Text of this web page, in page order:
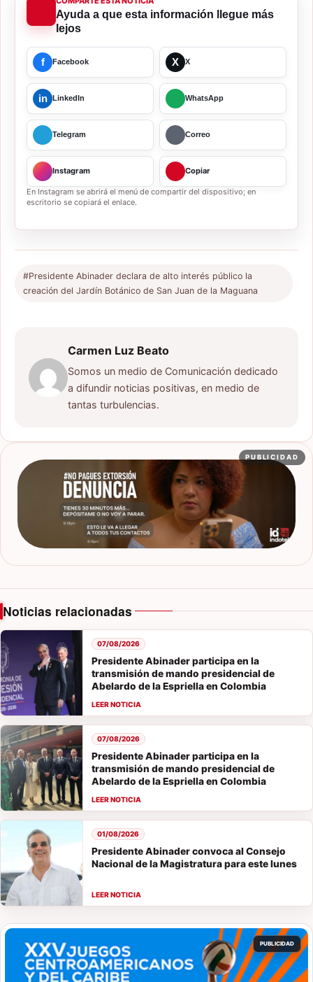
Ayuda a que esta información llegue más
lejos
f Facebook X X
in LinkedIn WhatsApp
Telegram Correo
Instagram Copiar
En Instagram se abrirá el menú de compartir del dispositivo; en
escritorio se copiará el enlace.
#Presidente Abinader declara de alto interés público la
creación del Jardín Botánico de San Juan de la Maguana
Carmen Luz Beato
Somos un medio de Comunicación dedicado
a difundir noticias positivas, en medio de
tantas turbulencias.
PUBLICIDAD
Noticias relacionadas
Presidente Abinader participa en la
transmisión de mando presidencial de
Abelardo de la Espriella en Colombia
07/08/2026
Presidente Abinader participa en la
transmisión de mando presidencial de
Abelardo de la Espriella en Colombia
07/08/2026
Presidente Abinader convoca al Consejo
Nacional de la Magistratura para este lunes
01/08/2026